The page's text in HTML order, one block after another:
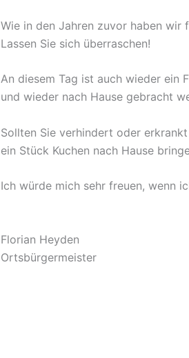
Wie in den Jahren zuvor haben wir
Lassen Sie sich überraschen!
An diesem Tag ist auch wieder ein
und wieder nach Hause gebracht
Sollten Sie verhindert oder
ein Stück Kuchen nach Hause
Ich würde mich sehr freuen, wenn
Florian Heyden
Ortsbürgermeister